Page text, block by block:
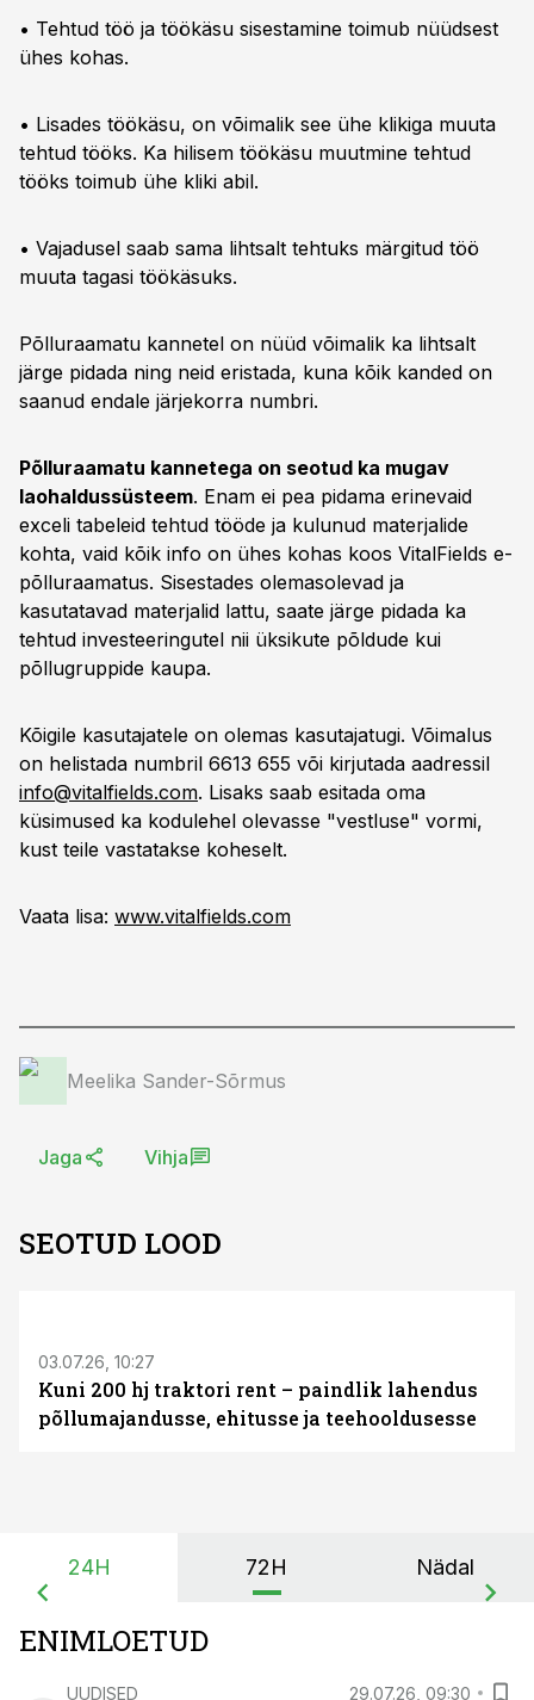
• Tehtud töö ja töökäsu sisestamine toimub nüüdsest
ühes kohas.
• Lisades töökäsu, on võimalik see ühe klikiga muuta
tehtud tööks. Ka hilisem töökäsu muutmine tehtud
tööks toimub ühe kliki abil.
• Vajadusel saab sama lihtsalt tehtuks märgitud töö
muuta tagasi töökäsuks.
Põlluraamatu kannetel on nüüd võimalik ka lihtsalt
järge pidada ning neid eristada, kuna kõik kanded on
saanud endale järjekorra numbri.
Põlluraamatu kannetega on seotud ka mugav
laohaldussüsteem. Enam ei pea pidama erinevaid
exceli tabeleid tehtud tööde ja kulunud materjalide
kohta, vaid kõik info on ühes kohas koos VitalFields e-
põlluraamatus. Sisestades olemasolevad ja
kasutatavad materjalid lattu, saate järge pidada ka
tehtud investeeringutel nii üksikute põldude kui
põllugruppide kaupa.
Kõigile kasutajatele on olemas kasutajatugi. Võimalus
on helistada numbril 6613 655 või kirjutada aadressil
info@vitalfields.com. Lisaks saab esitada oma
küsimused ka kodulehel olevasse "vestluse" vormi,
kust teile vastatakse koheselt.
Vaata lisa: www.vitalfields.com
Meelika Sander-Sõrmus
Jaga Vihja
SEOTUD LOOD
03.07.26, 10:27
Kuni 200 hj traktori rent – paindlik lahendus
põllumajandusse, ehitusse ja teehooldusesse
24H 72H Nädal
ENIMLOETUD
UUDISED 29.07.26, 09:30